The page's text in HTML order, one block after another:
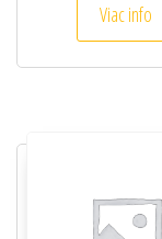
Viac info